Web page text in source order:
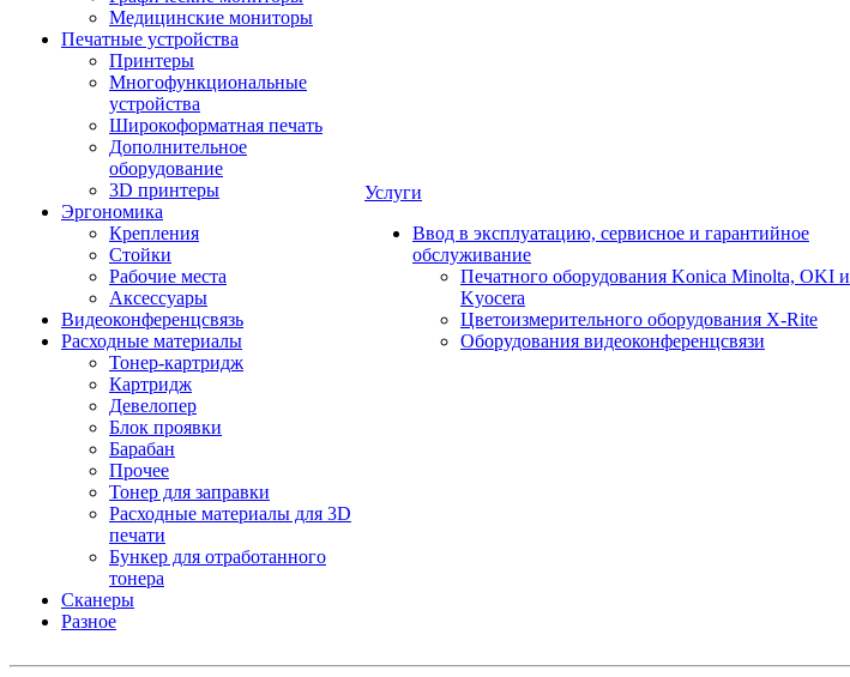
Медицинские мониторы
Печатные устройства
Принтеры
Многофункциональные
устройства
Широкоформатная печать
Дополнительное
оборудование
3D принтеры
Эргономика
Крепления
Стойки
Рабочие места
Аксессуары
Видеоконференцсвязь
Расходные материалы
Тонер-картридж
Картридж
Девелопер
Блок проявки
Барабан
Прочее
Тонер для заправки
Расходные материалы для 3D
печати
Бункер для отработанного
тонера
Сканеры
Разное
Услуги
Ввод в эксплуатацию, сервисное и гарантийное
обслуживание
Печатного оборудования Konica Minolta, OKI и
Kyocera
Цветоизмерительного оборудования X-Rite
Оборудования видеоконференцсвязи